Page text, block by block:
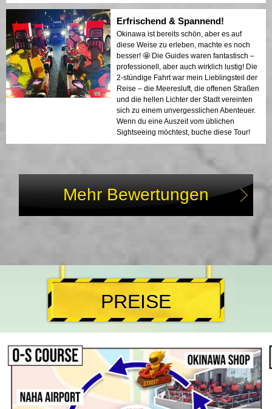
Erfrischend & Spannend!
Okinawa ist bereits schön, aber es auf
diese Weise zu erleben, machte es noch
besser! 🤩 Die Guides waren fantastisch –
professionell, aber auch wirklich lustig! Die
2-stündige Fahrt war mein Lieblingsteil der
Reise – die Meeresluft, die offenen Straßen
und die hellen Lichter der Stadt vereinten
sich zu einem unvergesslichen Abenteuer.
Wenn du eine Auszeit vom üblichen
Sightseeing möchtest, buche diese Tour!
Mehr Bewertungen
PREISE